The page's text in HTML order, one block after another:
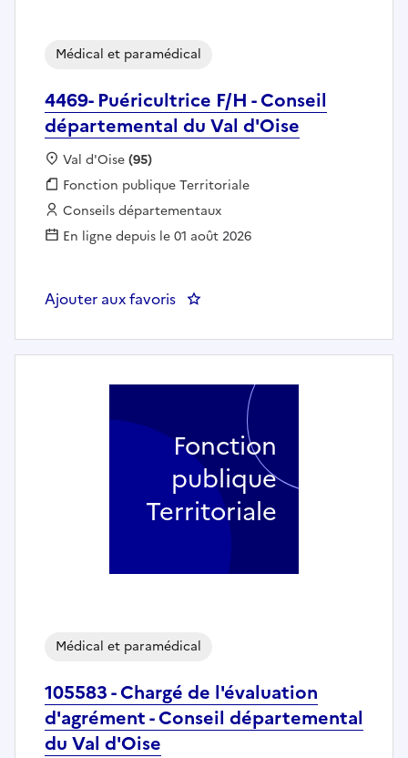
4469- Puéricultrice F/H - Conseil
départemental du Val d'Oise
Médical et paramédical
Localisation :
Val d'Oise(95)
Fonction publique :
Fonction publique Territoriale
Employeur :
Conseils départementaux
En ligne depuis le 01 août 2026
Ajouter aux favoris : 4469- Puéricultrice F/H -
105583 - Chargé de l'évaluation
d'agrément - Conseil départemental
du Val d'Oise
Médical et paramédical
Fonction
publique
Territoriale